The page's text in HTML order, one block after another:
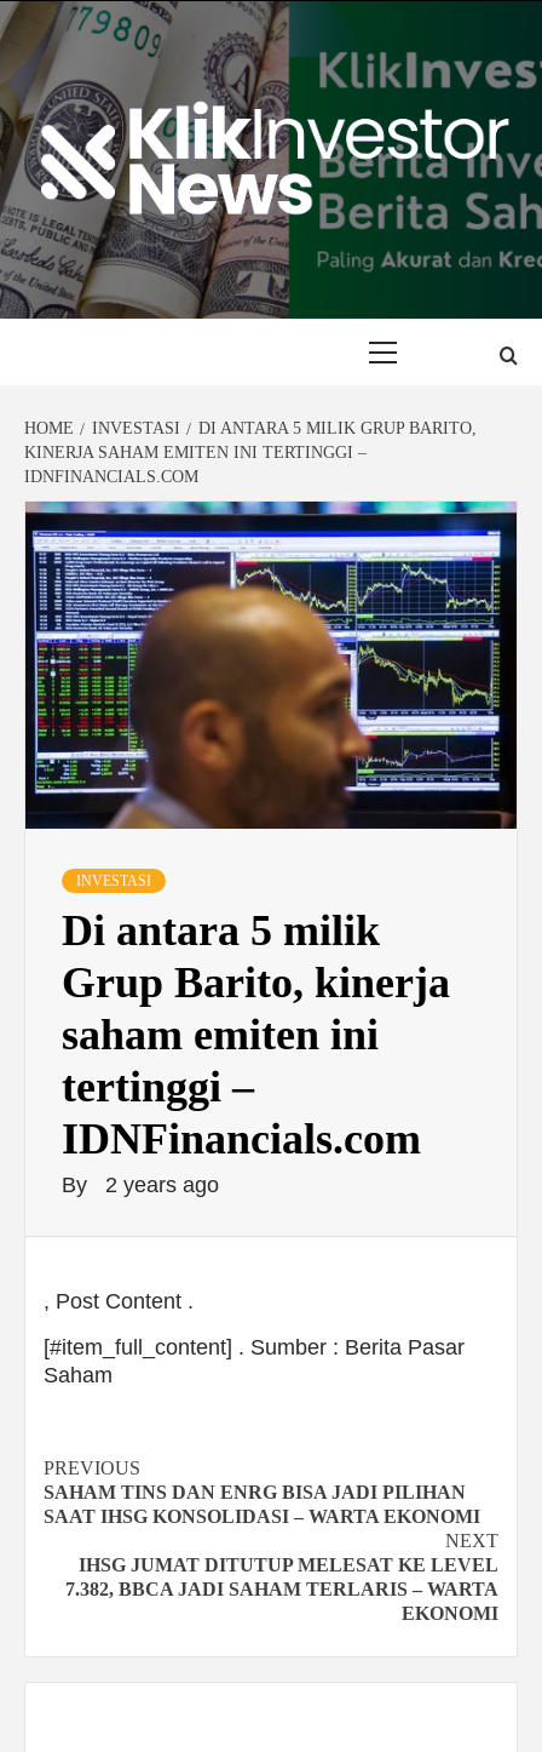
Skip
to
content
HOME INVESTASI
DI ANTARA 5 MILIK GRUP BARITO,
KINERJA SAHAM EMITEN INI TERTINGGI –
IDNFINANCIALS.COM
INVESTASI
Di antara 5 milik
Grup Barito, kinerja
saham emiten ini
tertinggi –
IDNFinancials.com
By 2 years ago
, Post Content .
[#item_full_content] . Sumber : Berita Pasar
Saham
Continue
Reading
PREVIOUS
SAHAM TINS DAN ENRG BISA JADI PILIHAN
SAAT IHSG KONSOLIDASI – WARTA EKONOMI
NEXT
IHSG JUMAT DITUTUP MELESAT KE LEVEL
7.382, BBCA JADI SAHAM TERLARIS – WARTA
EKONOMI